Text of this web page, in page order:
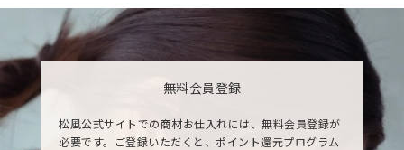
無料会員登録
松風公式サイトでの商材お仕入れには、無料会員登録が
必要です。ご登録いただくと、ポイント還元プログラム